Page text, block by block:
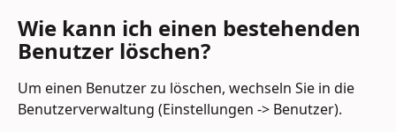
Wie kann ich einen bestehenden
Benutzer löschen?
Um einen Benutzer zu löschen, wechseln Sie in die
Benutzerverwaltung (Einstellungen -> Benutzer).